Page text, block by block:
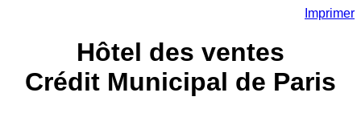
Imprimer
Hôtel des ventes
Crédit Municipal de Paris